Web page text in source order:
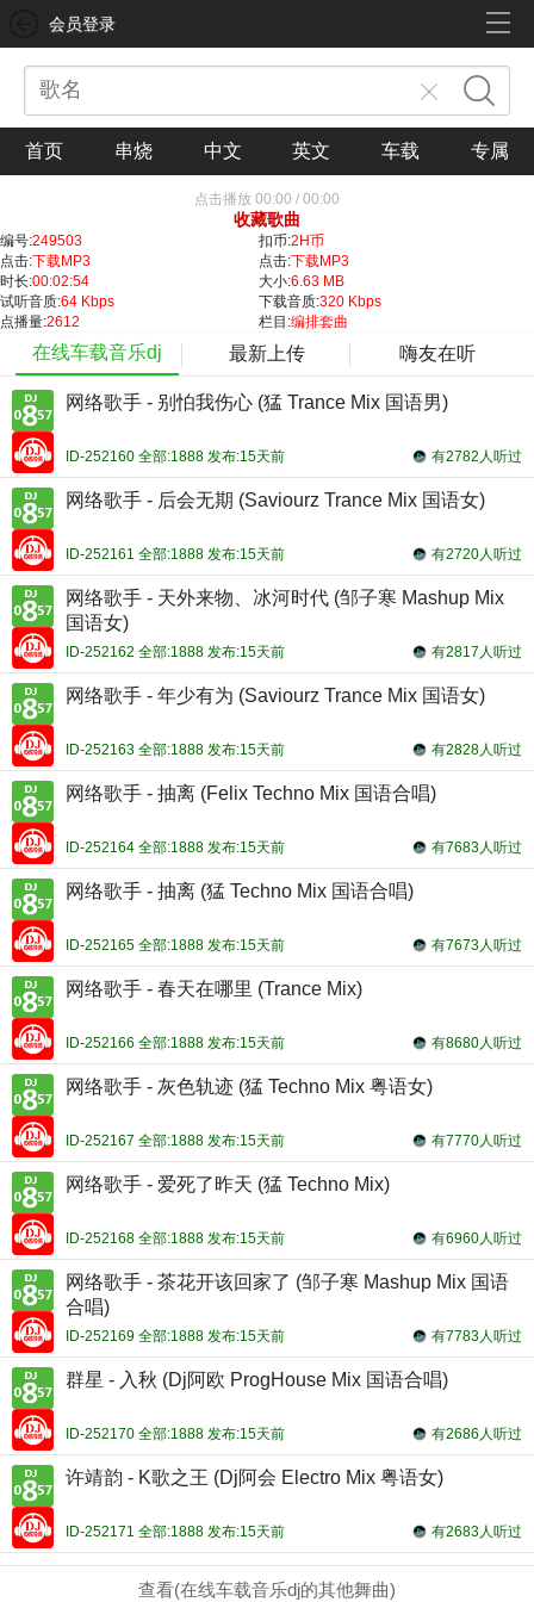
会员登录
首页 串烧 中文 英文 车载 专属
点击播放 00:00 / 00:00
收藏歌曲
编号:249503 扣币:2H币
点击:下载MP3 点击:下载MP3
时长:00:02:54 大小:6.63 MB
试听音质:64 Kbps 下载音质:320 Kbps
点播量:2612 栏目:编排套曲
在线车载音乐dj 最新上传 嗨友在听
网络歌手 - 别怕我伤心 (猛 Trance Mix 国语男)
有2782人听过
ID-252160 全部:1888 发布:15天前
网络歌手 - 后会无期 (Saviourz Trance Mix 国语女)
有2720人听过
ID-252161 全部:1888 发布:15天前
网络歌手 - 天外来物、冰河时代 (邹子寒 Mashup Mix
国语女)
有2817人听过
ID-252162 全部:1888 发布:15天前
网络歌手 - 年少有为 (Saviourz Trance Mix 国语女)
有2828人听过
ID-252163 全部:1888 发布:15天前
网络歌手 - 抽离 (Felix Techno Mix 国语合唱)
有7683人听过
ID-252164 全部:1888 发布:15天前
网络歌手 - 抽离 (猛 Techno Mix 国语合唱)
有7673人听过
ID-252165 全部:1888 发布:15天前
网络歌手 - 春天在哪里 (Trance Mix)
有8680人听过
ID-252166 全部:1888 发布:15天前
网络歌手 - 灰色轨迹 (猛 Techno Mix 粤语女)
有7770人听过
ID-252167 全部:1888 发布:15天前
网络歌手 - 爱死了昨天 (猛 Techno Mix)
有6960人听过
ID-252168 全部:1888 发布:15天前
网络歌手 - 茶花开该回家了 (邹子寒 Mashup Mix 国语
合唱)
有7783人听过
ID-252169 全部:1888 发布:15天前
群星 - 入秋 (Dj阿欧 ProgHouse Mix 国语合唱)
有2686人听过
ID-252170 全部:1888 发布:15天前
许靖韵 - K歌之王 (Dj阿会 Electro Mix 粤语女)
有2683人听过
ID-252171 全部:1888 发布:15天前
查看(在线车载音乐dj的其他舞曲)